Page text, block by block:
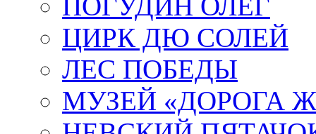
ЦИРК ДЮ СОЛЕЙ
ЛЕС ПОБЕДЫ
МУЗЕЙ «ДОРОГА